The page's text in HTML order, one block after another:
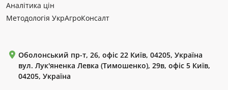
Аналітика цін
Методологія УкрАгроКонсалт
Оболонський пр-т, 26, офіс 22 Київ, 04205, Україна
вул. Лук'яненка Левка (Тимошенко), 29в, офіс 5 Київ,
04205, Україна